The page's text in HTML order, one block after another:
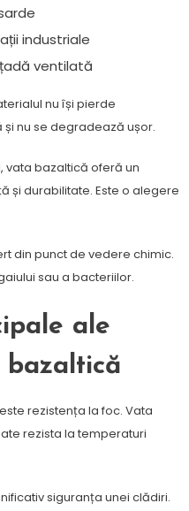
industriale
ventilată
nu își pierde
nu se degradează ușor.
vata bazaltică oferă un
și durabilitate. Este o alegere
din punct de vedere chimic.
sau a bacteriilor.
ale
rezistența la foc. Vata
rezista la temperaturi
siguranța unei clădiri.